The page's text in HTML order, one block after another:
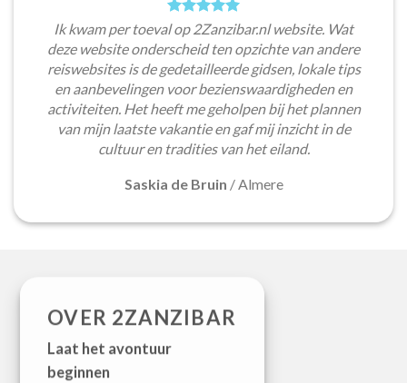
Ik kwam per toeval op 2Zanzibar.nl website. Wat
deze website onderscheid ten opzichte van andere
reiswebsites is de gedetailleerde gidsen, lokale tips
en aanbevelingen voor bezienswaardigheden en
activiteiten. Het heeft me geholpen bij het plannen
van mijn laatste vakantie en gaf mij inzicht in de
cultuur en tradities van het eiland.
Saskia de Bruin /Almere
OVER 2ZANZIBAR
Laat het avontuur
beginnen